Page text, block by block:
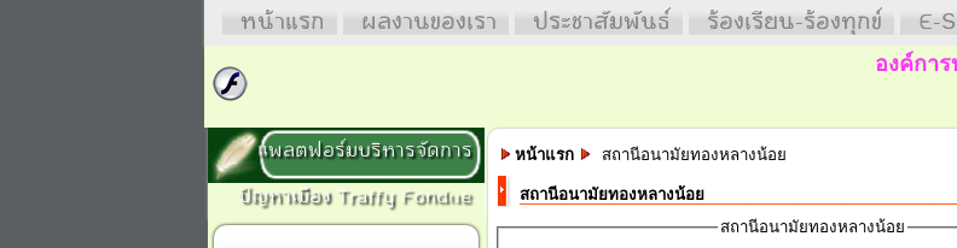
หน้าแรก ผลงานของเรา ประชาสัมพันธ์ ร้องเรียน-ร้องทุกข์ E-
องค์การบริ
แพลตฟอร์มบริหารจัดการ
ปัญหาเมือง Traffy Fondue
หน้าแรก สถานีอนามัยทองหลางน้อย
สถานีอนามัยทองหลางน้อย
สถานีอนามัยทองหลางน้อย